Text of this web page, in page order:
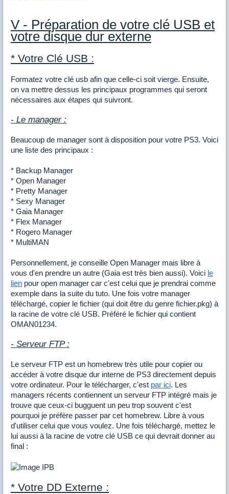
V - Préparation de votre clé USB et
votre disque dur externe
* Votre Clé USB :
Formatez votre clé usb afin que celle-ci soit vierge. Ensuite,
on va mettre dessus les principaux programmes qui seront
nécessaires aux étapes qui suivront.
- Le manager :
Beaucoup de manager sont à disposition pour votre PS3. Voici
une liste des principaux :
* Backup Manager
* Open Manager
* Pretty Manager
* Sexy Manager
* Gaia Manager
* Flex Manager
* Rogero Manager
* MultiMAN
Personnellement, je conseille Open Manager mais libre à
vous d'en prendre un autre (Gaia est très bien aussi). Voici le
lien pour open manager car c'est celui que je prendrai comme
exemple dans la suite du tuto. Une fois votre manager
téléchargé, copier le fichier (qui doit être du genre fichier.pkg) à
la racine de votre clé USB. Préféré le fichier qui contient
OMAN01234.
- Serveur FTP :
Le serveur FTP est un homebrew très utile pour copier ou
accéder à votre disque dur interne de PS3 directement depuis
votre ordinateur. Pour le télécharger, c'est par ici. Les
managers récents contiennent un serveur FTP intégré mais je
trouve que ceux-ci bugguent un peu trop souvent c'est
pourquoi je préfère passer par cet homebrew. Libre à vous
d'utiliser celui que vous voulez. Une fois téléchargé, mettez le
lui aussi à la racine de votre clé USB ce qui devrait donner au
final :
* Votre DD Externe :